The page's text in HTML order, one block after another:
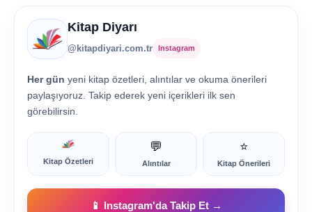
Kitap Diyarı
@kitapdiyari.com.tr Instagram
Her gün yeni kitap özetleri, alıntılar ve okuma önerileri
paylaşıyoruz. Takip ederek yeni içerikleri ilk sen
görebilirsin.
Kitap Özetleri
💬
Alıntılar
⭐
Kitap Önerileri
📱 Instagram'da Takip Et →